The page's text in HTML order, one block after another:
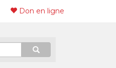
Don en ligne